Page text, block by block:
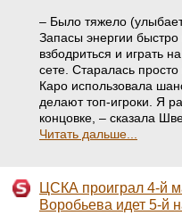
– Было тяжело
Запасы энергии
взбодриться и играть
сете. Старалась
Каро использовала
делают топ-игроки. Я
концовке, – сказала
Читать дальше...
ЦСКА проиграл 4-й
Воробьева идет 5-й